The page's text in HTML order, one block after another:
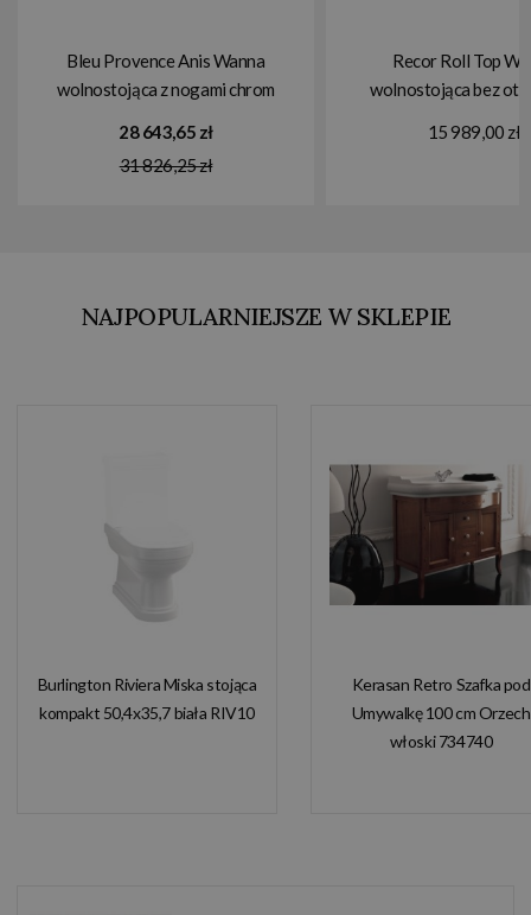
Bleu Provence Anis Wanna
wolnostojąca z nogami chrom
28 643,65 zł
31 826,25 zł
Recor Roll Top
wolnostojąca bez
ROLLTOP6
15 989,00 zł
NAJPOPULARNIEJSZE W SKLEPIE
Burlington Riviera Miska stojąca
kompakt 50,4x35,7 biała RIV10
Kerasan Retro Szafka pod
Umywalkę 100 cm Orzech
włoski 734740